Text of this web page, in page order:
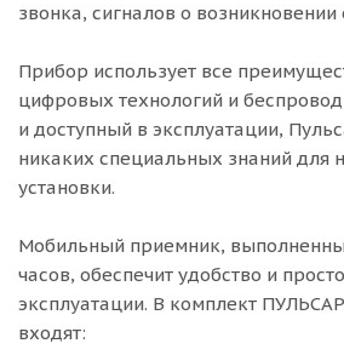
звонка, сигналов о возникновении
Прибор использует все
цифровых технологий и
и доступный в эксплуатации,
никаких специальных знаний для
установки.
Мобильный приемник,
часов, обеспечит удобство и
эксплуатации. В комплект
входят: